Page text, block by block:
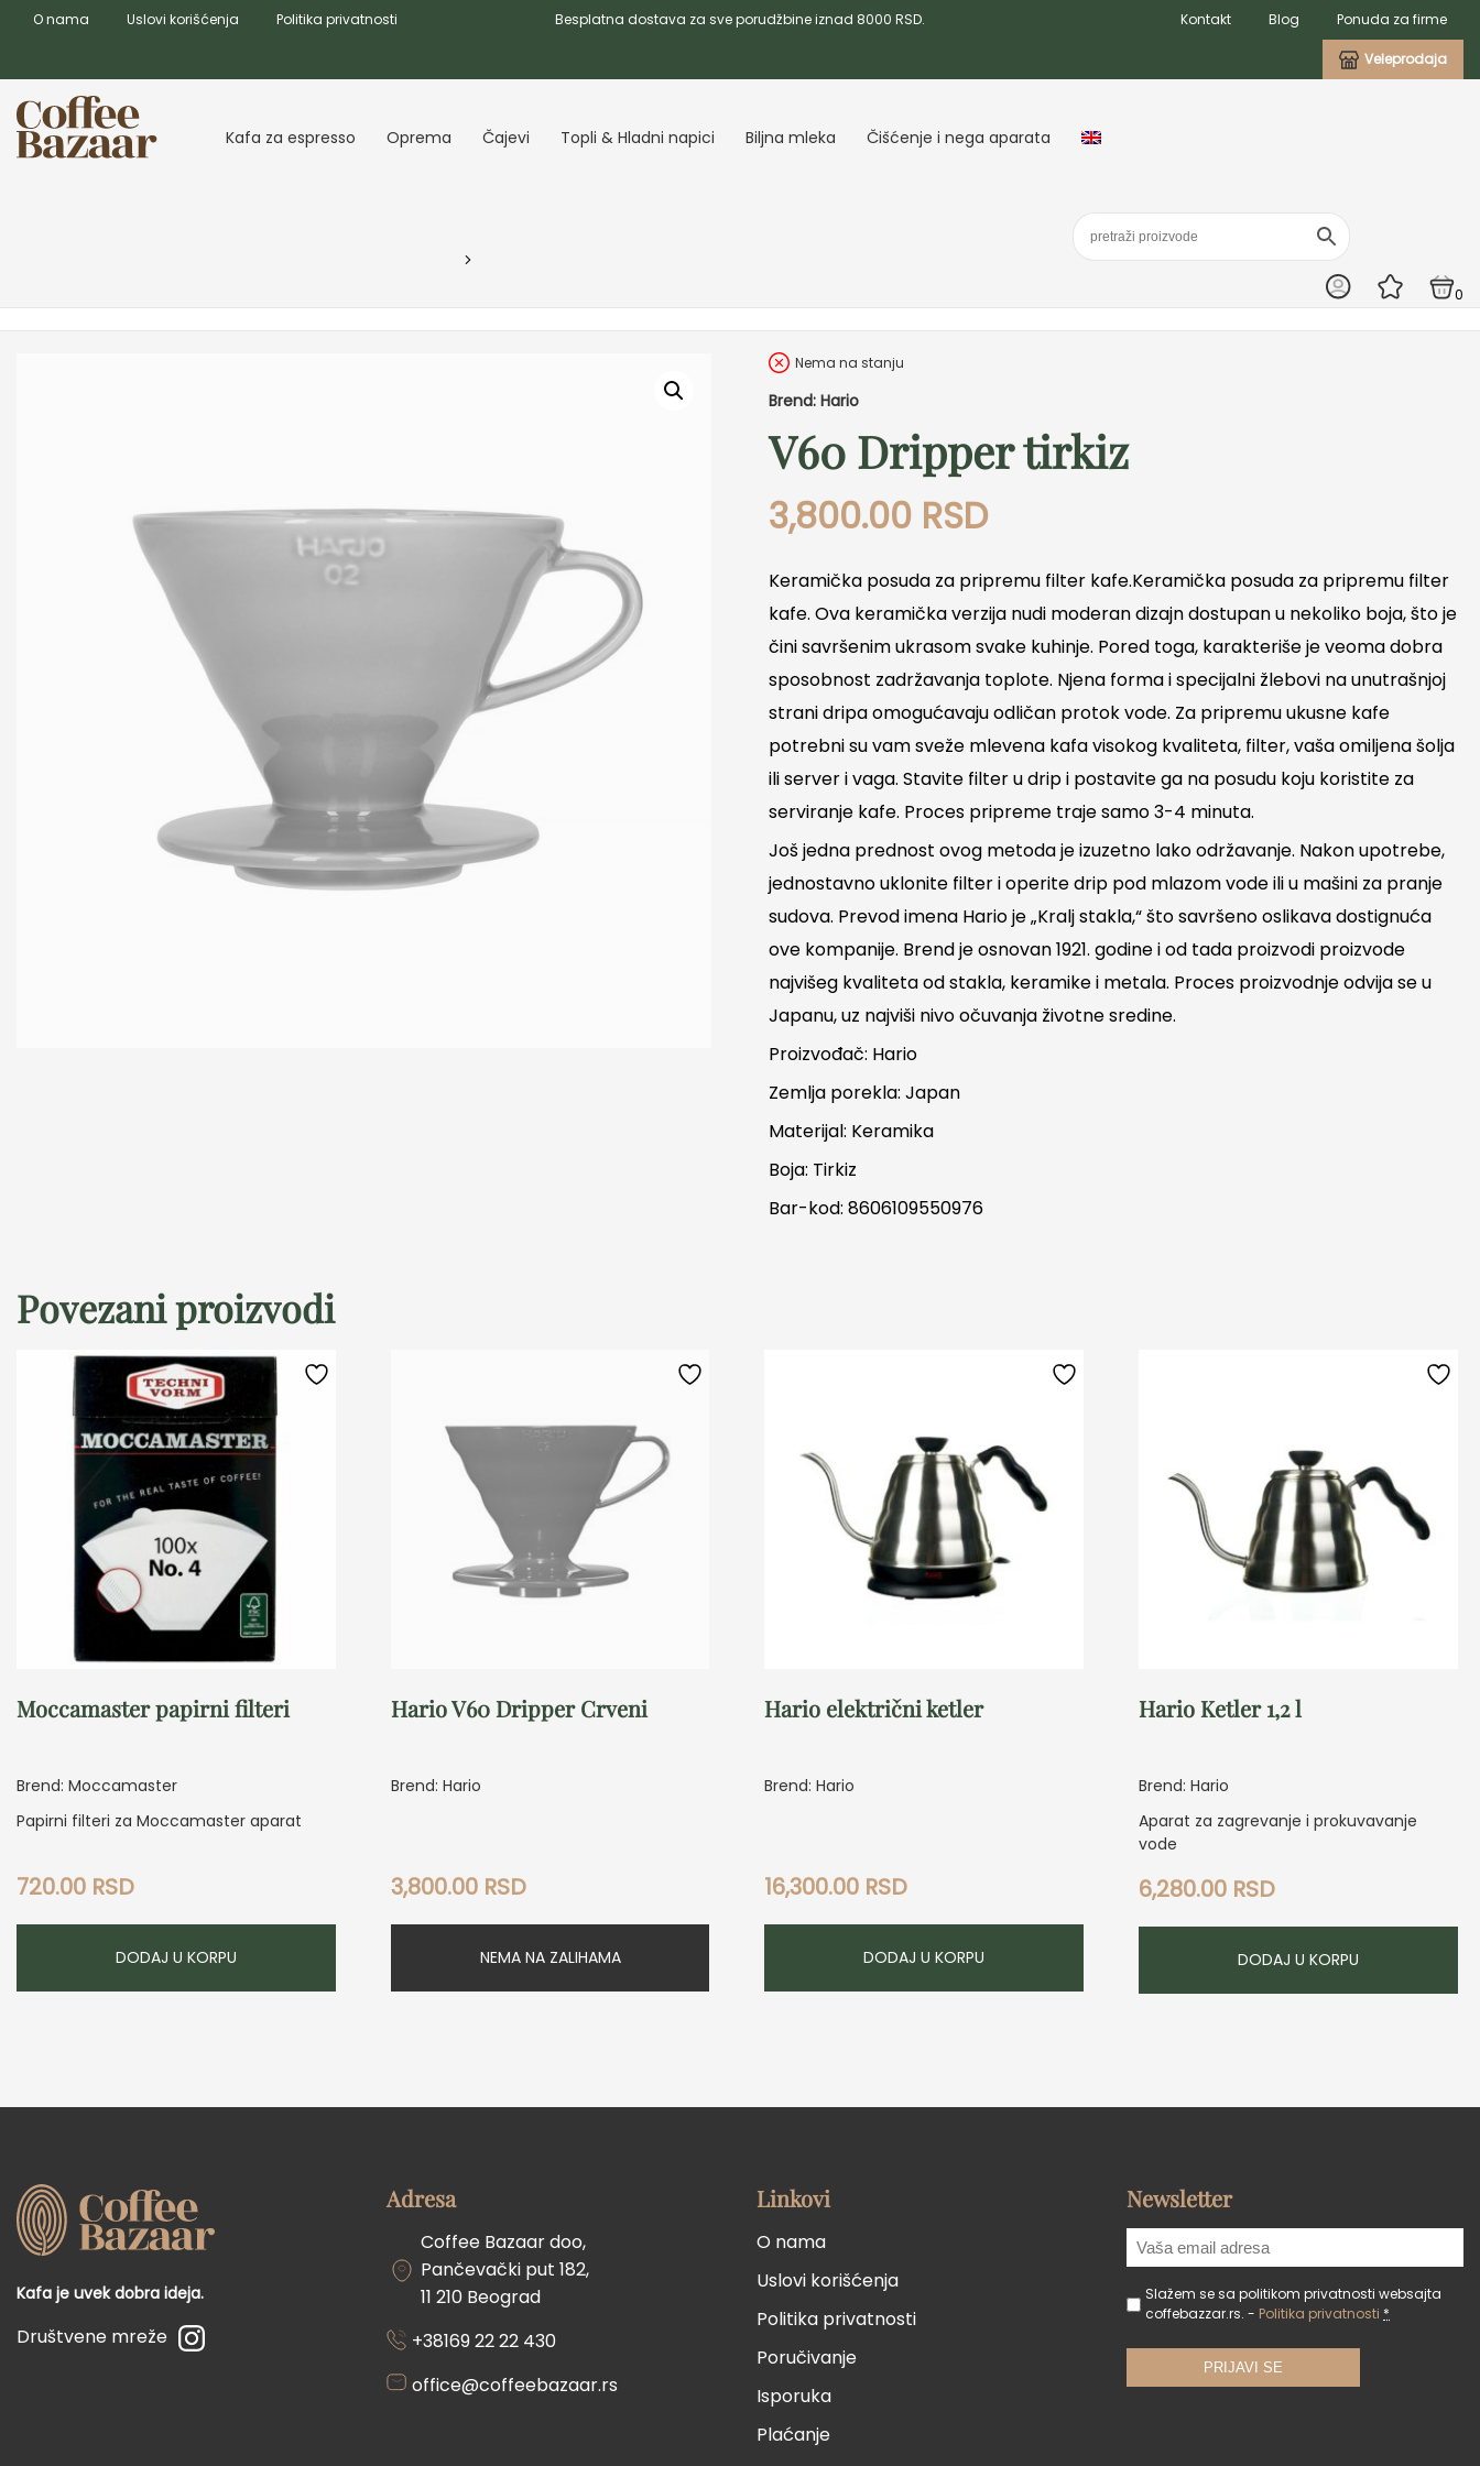
O nama Uslovi korišćenja Politika privatnosti Besplatna dostava za sve porudžbine iznad 8000 RSD. Kontakt Blog Ponuda za firme
Veleprodaja
Kafa za espresso Oprema Čajevi Topli & Hladni napici Biljna mleka Čišćenje i nega aparata
0
Nema na stanju
Brend: Hario
V60 Dripper tirkiz
3,800.00 RSD
Keramička posuda za pripremu filter kafe.Keramička posuda za pripremu filter
kafe. Ova keramička verzija nudi moderan dizajn dostupan u nekoliko boja, što je
čini savršenim ukrasom svake kuhinje. Pored toga, karakteriše je veoma dobra
sposobnost zadržavanja toplote. Njena forma i specijalni žlebovi na unutrašnjoj
strani dripa omogućavaju odličan protok vode. Za pripremu ukusne kafe
potrebni su vam sveže mlevena kafa visokog kvaliteta, filter, vaša omiljena šolja
ili server i vaga. Stavite filter u drip i postavite ga na posudu koju koristite za
serviranje kafe. Proces pripreme traje samo 3-4 minuta.
Još jedna prednost ovog metoda je izuzetno lako održavanje. Nakon upotrebe,
jednostavno uklonite filter i operite drip pod mlazom vode ili u mašini za pranje
sudova. Prevod imena Hario je „Kralj stakla,“ što savršeno oslikava dostignuća
ove kompanije. Brend je osnovan 1921. godine i od tada proizvodi proizvode
najvišeg kvaliteta od stakla, keramike i metala. Proces proizvodnje odvija se u
Japanu, uz najviši nivo očuvanja životne sredine.
Proizvođač: Hario
Zemlja porekla: Japan
Materijal: Keramika
Boja: Tirkiz
Bar-kod: 8606109550976
Povezani proizvodi
Moccamaster papirni filteri
Brend: Moccamaster
Papirni filteri za Moccamaster aparat
720.00 RSD
DODAJ U KORPU
Hario V60 Dripper Crveni
Brend: Hario
3,800.00 RSD
NEMA NA ZALIHAMA
Hario električni ketler
Brend: Hario
16,300.00 RSD
DODAJ U KORPU
Hario Ketler 1,2 l
Brend: Hario
Aparat za zagrevanje i prokuvavanje
vode
6,280.00 RSD
DODAJ U KORPU
Kafa je uvek dobra ideja.
Društvene mreže
Adresa
Coffee Bazaar doo,
Pančevački put 182,
11 210 Beograd
+38169 22 22 430
office@coffeebazaar.rs
Linkovi
O nama
Uslovi korišćenja
Politika privatnosti
Poručivanje
Isporuka
Plaćanje
Newsletter
Slažem se sa politikom privatnosti websajta
coffebazzar.rs. - Politika privatnosti *